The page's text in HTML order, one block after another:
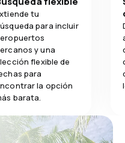
tu
para incluir
y una
flexible de
para
la opción
barata.